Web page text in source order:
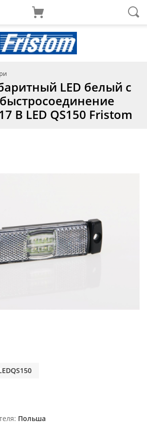
LED белый с
B LED QS150 Fristom
Польша